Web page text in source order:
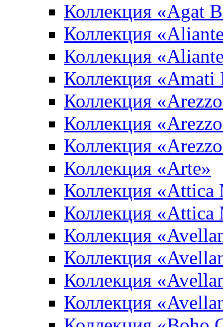
Коллекция «Agat
Коллекция
Коллекция
Коллекция «Amati
Коллекция
Коллекция
Коллекция
Коллекция «Arte»
Коллекция «Attica
Коллекция «Attica
Коллекция
Коллекция
Коллекция
Коллекция